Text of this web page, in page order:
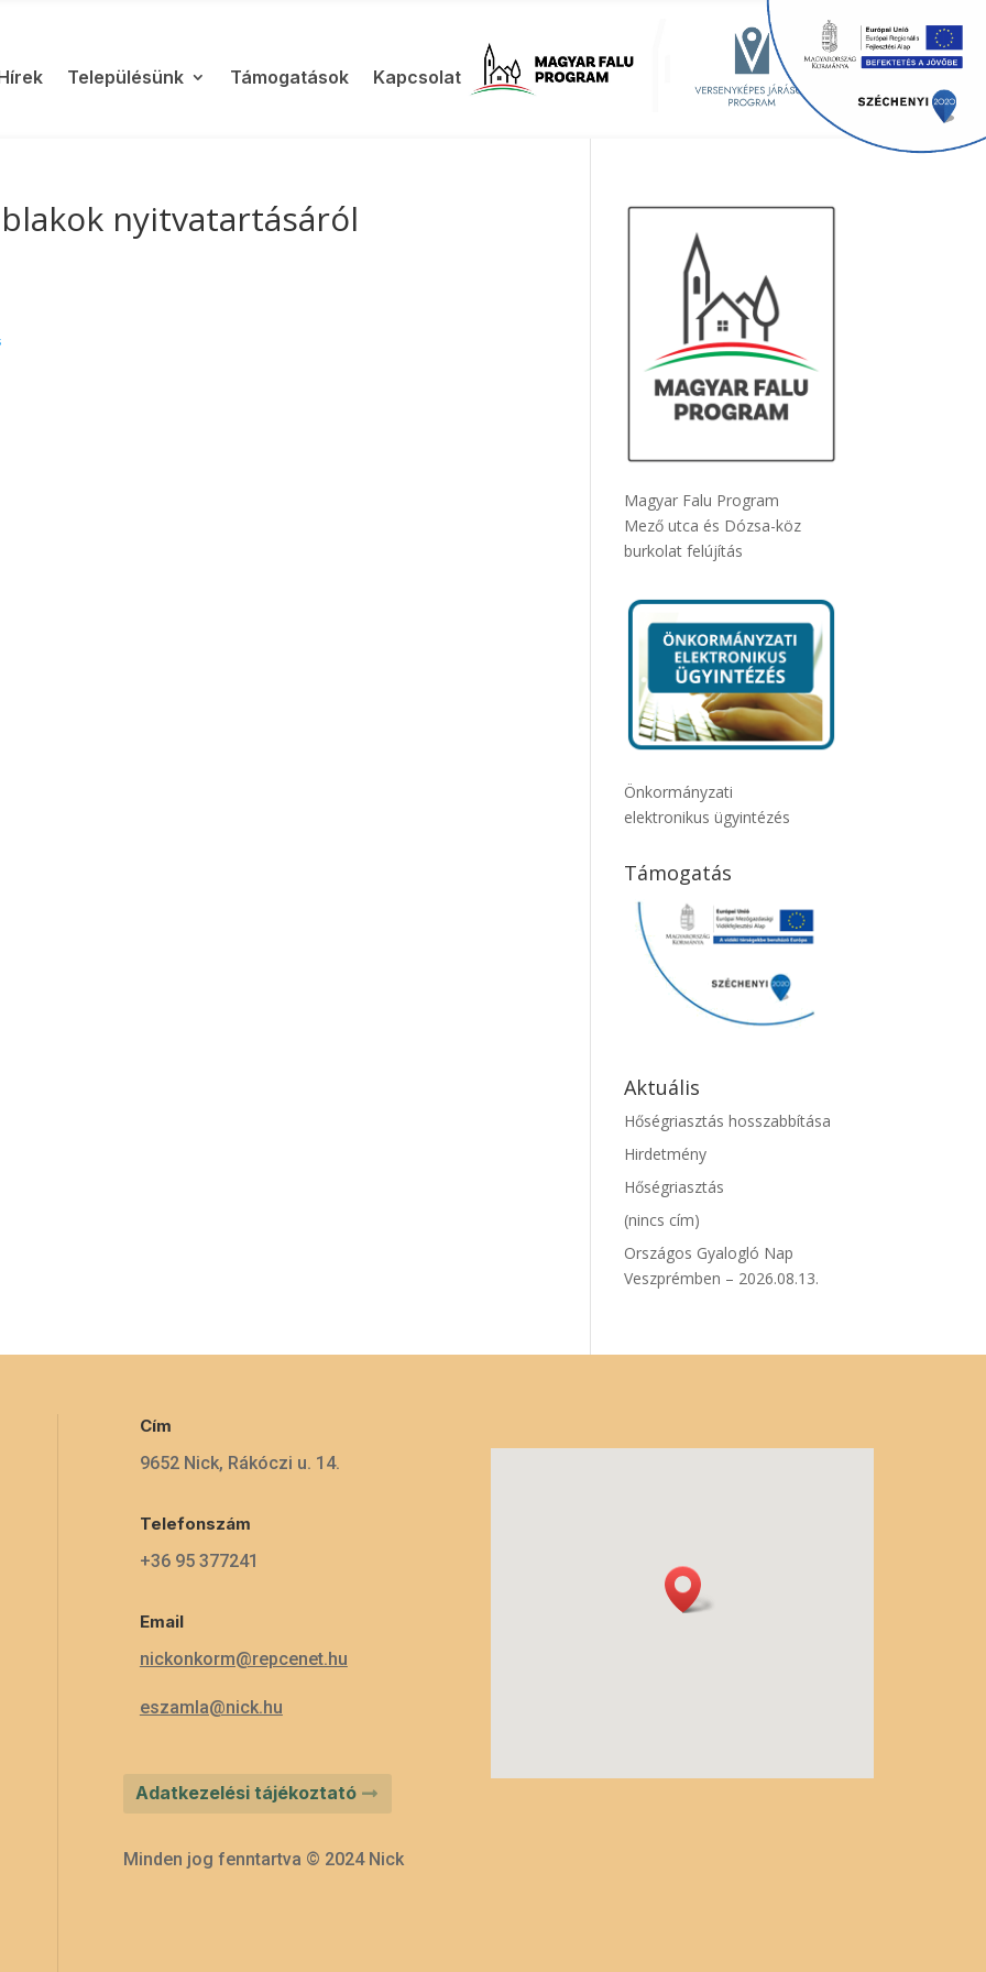
Településünk Támogatások Kapcsolat
nyitvatartásáról
Magyar Falu Program
Mező utca és Dózsa-köz
burkolat felújítás
Önkormányzati
elektronikus ügyintézés
Támogatás
Aktuális
Hőségriasztás hosszabbítása
Hirdetmény
Hőségriasztás
(nincs cím)
Országos Gyalogló Nap
Veszprémben – 2026.08.13.
Cím
9652 Nick, Rákóczi u. 14.
Telefonszám
+36 95 377241
Email
nickonkorm@repcenet.hu
eszamla@nick.hu
Adatkezelési tájékoztató
Minden jog fenntartva © 2024 Nick